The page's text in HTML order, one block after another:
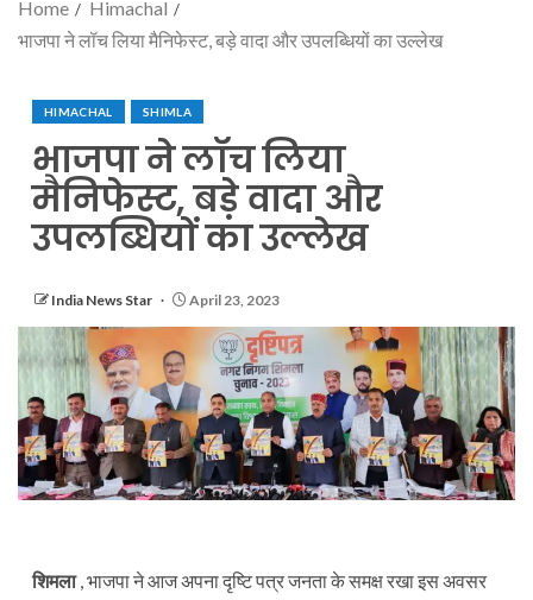
Home
Himachal
भाजपा ने लॉच लिया मैनिफेस्ट, बड़े वादा और उपलब्धियों का उल्लेख
HIMACHAL SHIMLA
भाजपा ने लॉच लिया
मैनिफेस्ट, बड़े वादा और
उपलब्धियों का उल्लेख
India News Star April 23, 2023
शिमला, भाजपा ने आज अपना दृष्टि पत्र जनता के समक्ष रखा इस अवसर